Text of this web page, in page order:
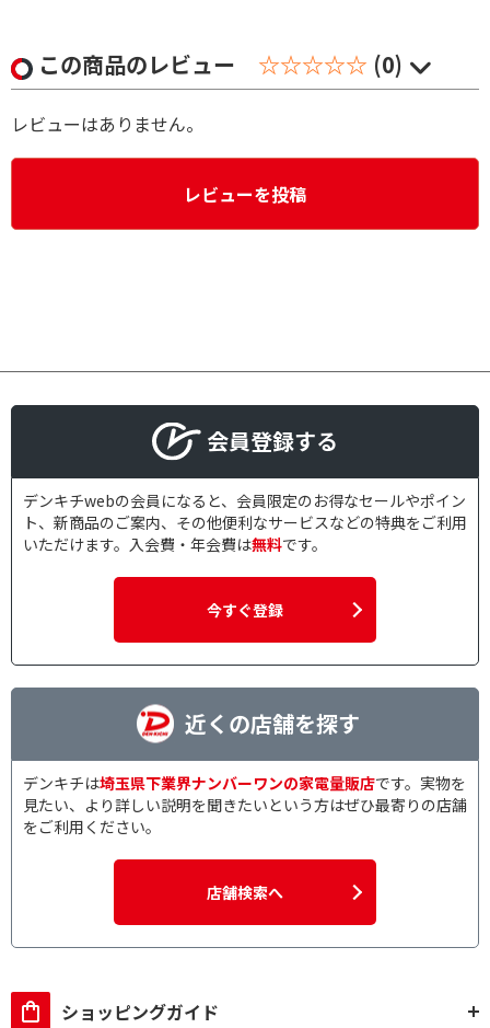
この商品のレビュー ☆☆☆☆☆ (0)
レビューはありません。
レビューを投稿
会員登録する
デンキチwebの会員になると、会員限定のお得なセールやポイン
ト、新商品のご案内、その他便利なサービスなどの特典をご利用
いただけます。入会費・年会費は無料です。
今すぐ登録
近くの店舗を探す
デンキチは埼玉県下業界ナンバーワンの家電量販店です。実物を
見たい、より詳しい説明を聞きたいという方はぜひ最寄りの店舗
をご利用ください。
店舗検索へ
ショッピングガイド